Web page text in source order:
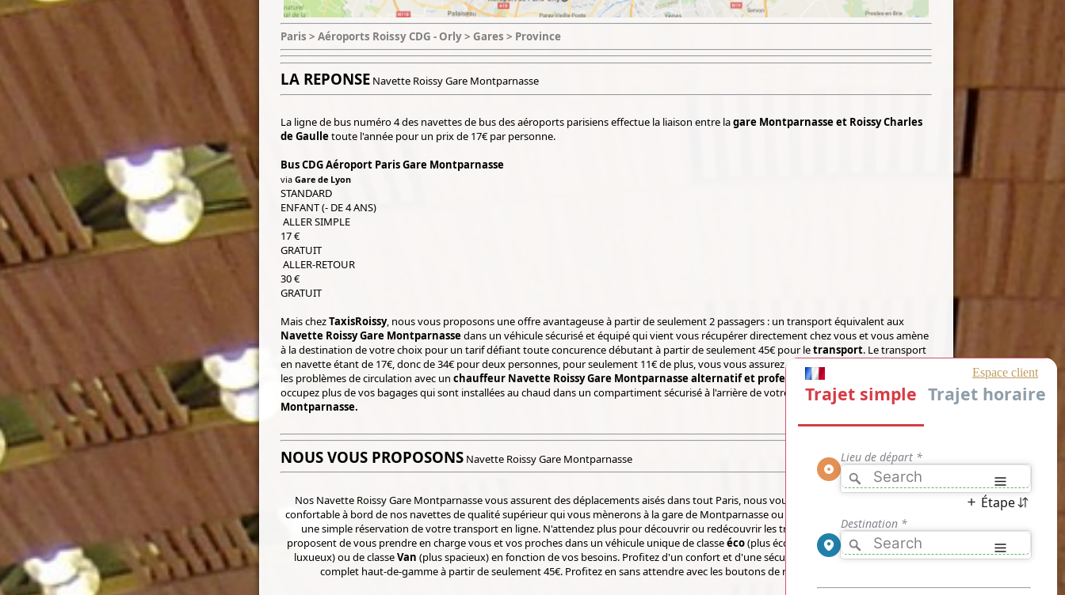
Paris > Aéroports Roissy CDG - Orly > Gares > Province
LA REPONSE Navette Roissy Gare Montparnasse
La ligne de bus numéro 4 des navettes de bus des aéroports parisiens effectue la liaison entre lagare Montparnasse et Roissy Charles
de Gaulletoute l'année pour un prix de 17€ par personne.
Bus CDG Aéroport Paris Gare Montparnasse
via Gare de Lyon
STANDARD
ENFANT (- DE 4 ANS)
ALLER SIMPLE
17 €
GRATUIT
ALLER-RETOUR
30 €
GRATUIT
Mais chezTaxisRoissy, nous vous proposons une offre avantageuse à partir de seulement 2 passagers : un transport équivalent aux
Navette Roissy Gare Montparnassedans un véhicule sécurisé et équipé qui vient vous récupérer directement chez vous et vous amène
à la destination de votre choix pour un tarif défiant toute concurence débutant à partir de seulement 45€ pour letransport. Le transport
en navette étant de 17€, donc de 34€ pour deux personnes, pour seulement 11€ de plus, vous vous assurez d'être à l'heure, vous éliminez
les problèmes de circulation avec un chauffeur Navette Roissy Gare Montparnasse alternatif et professionnel
occupez plus de vos bagages qui sont installées au chaud dans un compartiment sécurisé à l'arrière de votre
Navette Roissy Gare
Montparnasse.
NOUS VOUS PROPOSONSNavette Roissy Gare Montparnasse
Nos Navette Roissy Gare Montparnasse vous assurent des déplacements aisés dans tout Paris, nous vous garantissons un transport
confortable à bord de nos navettes de qualité supérieur qui vous mènerons à la gare de Montparnasse ou à l'aéroport de Roissy CDG sur
une simple réservation de votre transport en ligne. N'attendez plus pour découvrir ou redécouvrir les transports
Taxi Roissyvous
proposent de vous prendre en charge vous et vos proches dans un véhicule unique de classeéco(plus économique), de classeVIP(plus
luxueux) ou de classeVan (plus spacieux) en fonction de vos besoins. Profitez d'un confort et d'une sécurité totale pour un transport
complet haut-de-gamme à partir de seulement 45€. Profitez en sans attendre avec les boutons de réservation ci-dessous :